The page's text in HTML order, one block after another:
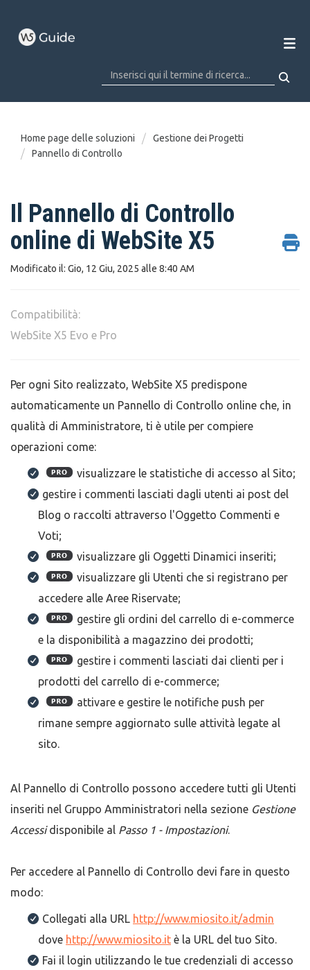
Home page delle soluzioni
Gestione dei Progetti
Pannello di Controllo
Il Pannello di Controllo
online di WebSite X5
Modificato il: Gio, 12 Giu, 2025 alle 8:40 AM
Compatibilità:
WebSite X5 Evo e Pro
Per ogni Sito realizzato, WebSite X5 predispone
automaticamente un Pannello di Controllo online che, in
qualità di Amministratore, ti è utile per compiere
operazioni come:
visualizzare le statistiche di accesso al Sito;
gestire i commenti lasciati dagli utenti ai post del
Blog o raccolti attraverso l'Oggetto Commenti e
Voti;
visualizzare gli Oggetti Dinamici inseriti;
visualizzare gli Utenti che si registrano per
accedere alle Aree Riservate;
gestire gli ordini del carrello di e-commerce
e la disponibilità a magazzino dei prodotti;
gestire i commenti lasciati dai clienti per i
prodotti del carrello di e-commerce;
attivare e gestire le notifiche push per
rimane sempre aggiornato sulle attività legate al
sito.
Al Pannello di Controllo possono accedere tutti gli Utenti
inseriti nel Gruppo Amministratori nella sezione Gestione
Accessidisponibile al Passo 1 - Impostazioni.
Per accedere al Pannello di Controllo devi fare in questo
modo:
Collegati alla URL http://www.miosito.it/admin
dove http://www.miosito.it è la URL del tuo Sito.
Fai il login utilizzando le tue credenziali di accesso